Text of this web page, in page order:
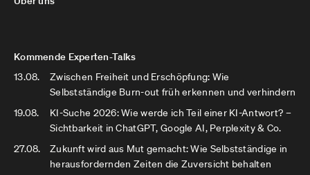
Kommende Experten-Talks
13.08.
Zwischen Freiheit und Erschöpfung: Wie
Selbstständige Burn-out früh erkennen und verhindern
19.08.
KI-Suche 2026: Wie werde ich Teil einer KI-Antwort? –
Sichtbarkeit in ChatGPT, Google AI, Perplexity & Co.
27.08.
Zukunft wird aus Mut gemacht: Wie Selbstständige in
herausfordernden Zeiten die Zuversicht behalten